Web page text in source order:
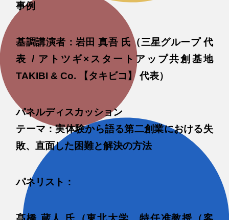
事例
基調講演者：岩田 真吾 氏（三星グループ 代
表 / アトツギ×スタートアップ共創基地
TAKIBI & Co. 【タキビコ】 代表）
パネルディスカッション
テーマ：実体験から語る第二創業における失
敗、直面した困難と解決の方法
パネリスト：